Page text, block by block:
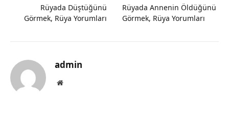
Rüyada Düştüğünü
Görmek, Rüya Yorumları
Rüyada Annenin Öldüğünü
Görmek, Rüya Yorumları
admin
Website